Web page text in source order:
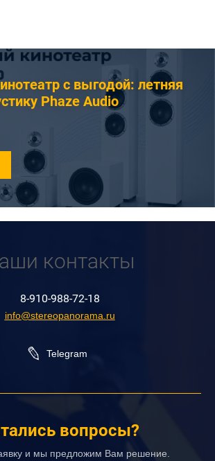
с выгодой: летняя
Phaze Audio
контакты
8-910-988-72-18
info@stereopanorama.ru
Telegram
вопросы?
и мы предложим Вам решение.